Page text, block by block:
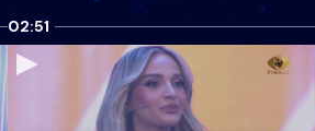
02:51